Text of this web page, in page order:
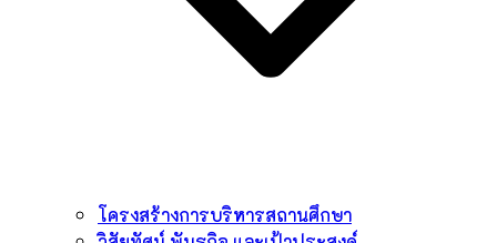
โครงสร้างการบริหารสถานศึกษา